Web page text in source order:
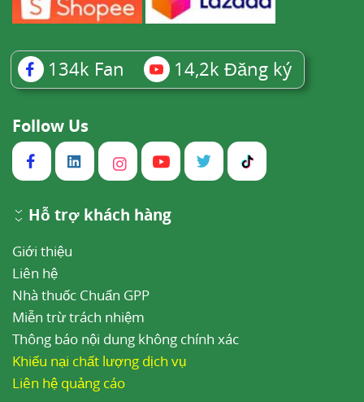
134k Fan 14,2k Đăng ký
Follow Us
Hỗ trợ khách hàng
Giới thiệu
Liên hệ
Nhà thuốc Chuẩn GPP
Miễn trừ trách nhiệm
Thông báo nội dung không chính xác
Khiếu nại chất lượng dịch vụ
Liên hệ quảng cáo